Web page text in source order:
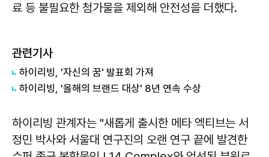
료 등 불필요한 첨가물을 제외해 안전성을 더했다.
관련기사
하이리빙, '자신의 꿈' 발표회 가져
하이리빙, '올해의 브랜드 대상' 8년 연속 수상
하이리빙 관계자는 "새롭게 출시한 메타 엑티브는 서
정민 박사와 서울대 연구진의 오랜 연구 끝에 발견한